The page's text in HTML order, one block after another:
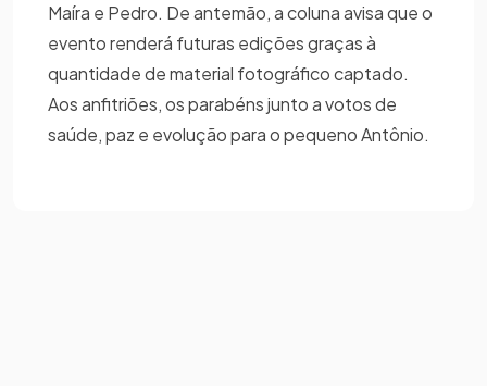
Maíra e Pedro. De antemão, a coluna avisa que o
evento renderá futuras edições graças à
quantidade de material fotográfico captado.
Aos anfitriões, os parabéns junto a votos de
saúde, paz e evolução para o pequeno Antônio.